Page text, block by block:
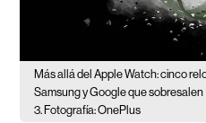
Más allá del Apple Watch: cinco
Samsung y Google que sobresalen
3. Fotografía: OnePlus